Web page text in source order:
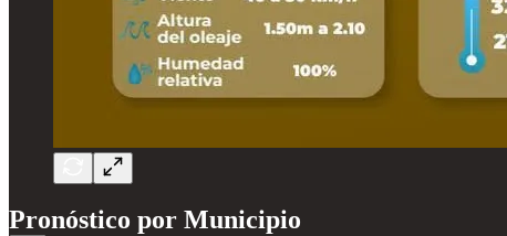
Pronóstico por Municipio